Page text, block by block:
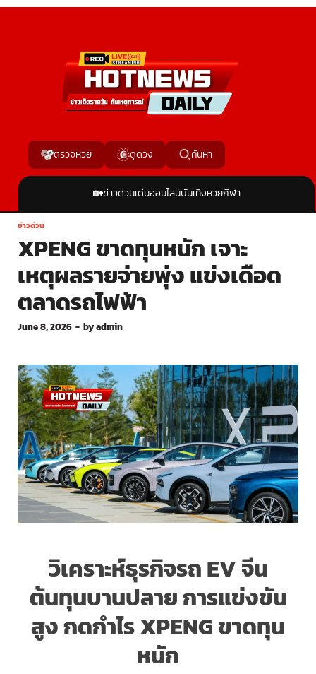
ตรวจหวย ดูดวง ค้นหา
🏡ข่าวด่วนเด่นออนไลน์บันเทิงหวยกีฬา
ข่าวด่วน
XPENG ขาดทุนหนัก เจาะ
เหตุผลรายจ่ายพุ่ง แข่งเดือด
ตลาดรถไฟฟ้า
June 8, 2026 - byadmin
วิเคราะห์ธุรกิจรถ EV จีน
ต้นทุนบานปลาย การแข่งขัน
สูง กดกำไร XPENG ขาดทุน
หนัก